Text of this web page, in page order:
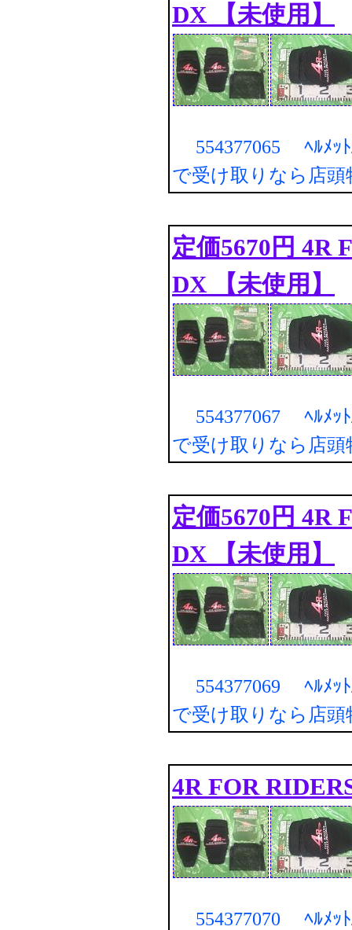
DX 【未使用】
554377065 ﾍﾙﾒｯﾄ
で受け取りなら店頭
定価5670円 4R
DX 【未使用】
554377067 ﾍﾙﾒｯﾄ
で受け取りなら店頭
定価5670円 4R
DX 【未使用】
554377069 ﾍﾙﾒｯﾄ
で受け取りなら店頭
4R FOR
554377070 ﾍﾙﾒｯﾄ